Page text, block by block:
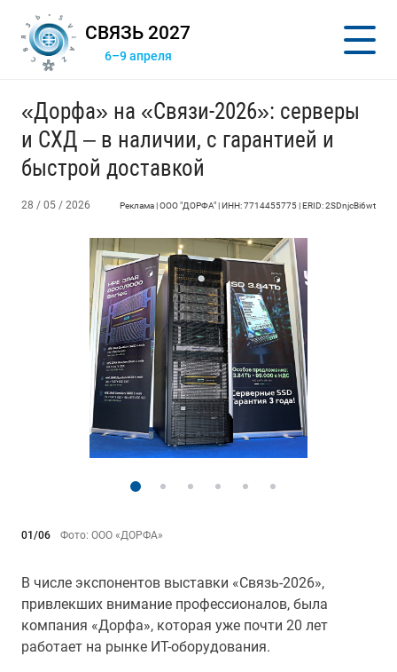
СВЯЗЬ 2027
6–9 апреля
«Дорфа» на «Связи-2026»: серверы
и СХД – в наличии, с гарантией и
быстрой доставкой
28 / 05 / 2026 Реклама | ООО "ДОРФА" | ИНН: 7714455775 | ERID: 2SDnjcBi6wt
01/06 Фото: ООО «ДОРФА»
В числе экспонентов выставки «Связь-2026»,
привлекших внимание профессионалов, была
компания «Дорфа», которая уже почти 20 лет
работает на рынке ИТ-оборудования.